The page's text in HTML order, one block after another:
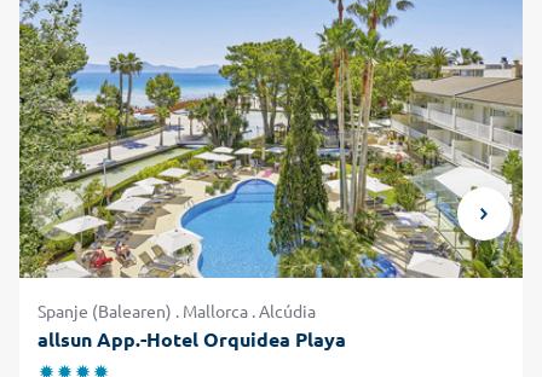
Spanje (Balearen) . Mallorca . Alcúdia
allsun App.-Hotel Orquidea Playa